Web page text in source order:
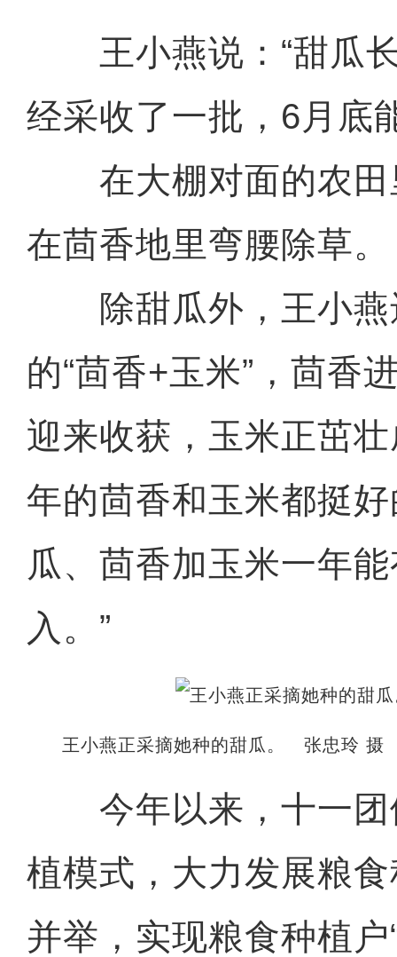
王小燕说：“甜瓜长
经采收了一批，6月底
在大棚对面的农田
在茴香地里弯腰除草。
除甜瓜外，王小燕
的“茴香+玉米”，茴香
迎来收获，玉米正茁
年的茴香和玉米都挺
瓜、茴香加玉米一年
入。”
王小燕正采摘她种的甜瓜。 张忠玲 摄
今年以来，十一团
植模式，大力发展粮
并举，实现粮食种植户